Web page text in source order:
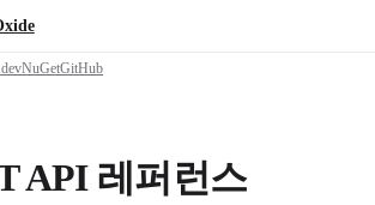
NuGetGitHub
API 레퍼런스